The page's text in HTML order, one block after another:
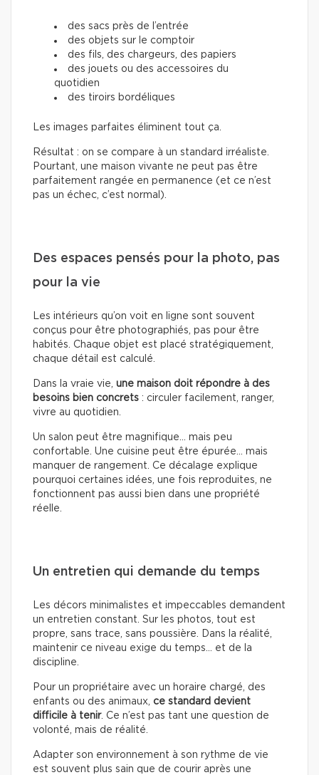
des sacs près de l’entrée
des objets sur le comptoir
des fils, des chargeurs, des papiers
des jouets ou des accessoires du
quotidien
des tiroirs bordéliques
Les images parfaites éliminent tout ça.
Résultat : on se compare à un standard irréaliste.
Pourtant, une maison vivante ne peut pas être
parfaitement rangée en permanence (et ce n’est
pas un échec, c’est normal).
Des espaces pensés pour la photo, pas
pour la vie
Les intérieurs qu’on voit en ligne sont souvent
conçus pour être photographiés, pas pour être
habités. Chaque objet est placé stratégiquement,
chaque détail est calculé.
Dans la vraie vie, une maison doit répondre à des
besoins bien concrets : circuler facilement, ranger,
vivre au quotidien.
Un salon peut être magnifique… mais peu
confortable. Une cuisine peut être épurée… mais
manquer de rangement. Ce décalage explique
pourquoi certaines idées, une fois reproduites, ne
fonctionnent pas aussi bien dans une propriété
réelle.
Un entretien qui demande du temps
Les décors minimalistes et impeccables demandent
un entretien constant. Sur les photos, tout est
propre, sans trace, sans poussière. Dans la réalité,
maintenir ce niveau exige du temps… et de la
discipline.
Pour un propriétaire avec un horaire chargé, des
enfants ou des animaux, ce standard devient
difficile à tenir. Ce n’est pas tant une question de
volonté, mais de réalité.
Adapter son environnement à son rythme de vie
est souvent plus sain que de courir après une